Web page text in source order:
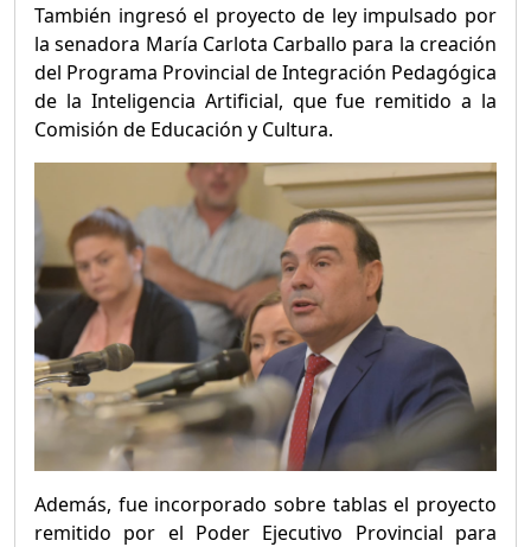
También ingresó el proyecto de ley impulsado por
la senadora María Carlota Carballo para la creación
del Programa Provincial de Integración Pedagógica
de la Inteligencia Artificial, que fue remitido a la
Comisión de Educación y Cultura.
Además, fue incorporado sobre tablas el proyecto
remitido por el Poder Ejecutivo Provincial para